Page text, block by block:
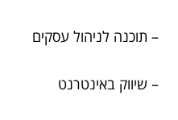
– תוכנה לניהול עסקים
– שיווק באינטרנט